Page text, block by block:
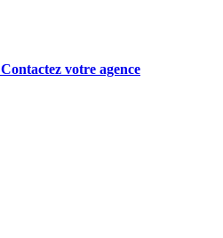
Contactez votre agence